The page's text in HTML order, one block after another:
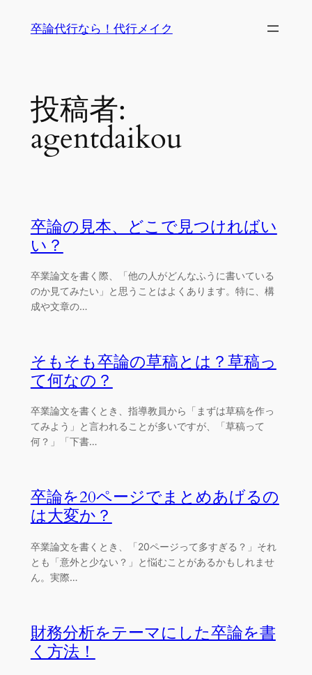
卒論代行なら！代行メイク
投稿者:
agentdaikou
卒論の見本、どこで見つければい
い？
卒業論文を書く際、「他の人がどんなふうに書いている
のか見てみたい」と思うことはよくあります。特に、構
成や文章の…
そもそも卒論の草稿とは？草稿っ
て何なの？
卒業論文を書くとき、指導教員から「まずは草稿を作っ
てみよう」と言われることが多いですが、「草稿って
何？」「下書…
卒論を20ページでまとめあげるの
は大変か？
卒業論文を書くとき、「20ページって多すぎる？」それ
とも「意外と少ない？」と悩むことがあるかもしれませ
ん。実際…
財務分析をテーマにした卒論を書
く方法！